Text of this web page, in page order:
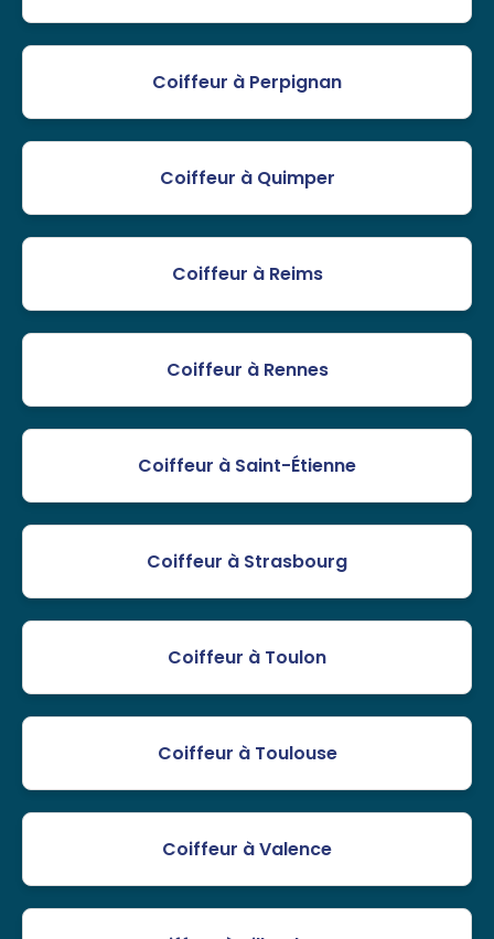
Coiffeur à Perpignan
Coiffeur à Quimper
Coiffeur à Reims
Coiffeur à Rennes
Coiffeur à Saint-Étienne
Coiffeur à Strasbourg
Coiffeur à Toulon
Coiffeur à Toulouse
Coiffeur à Valence